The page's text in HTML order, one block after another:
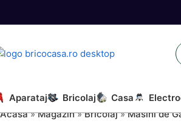
Aparataj Bricolaj Casa
Acasă»Magazin»Bricolaj»Masini de